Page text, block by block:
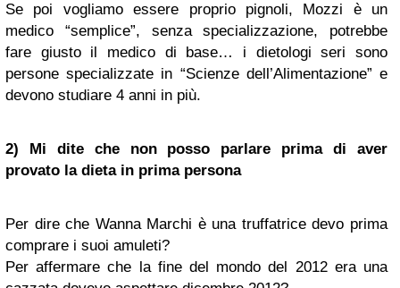
Se poi vogliamo essere proprio pignoli, Mozzi è un
medico “semplice”, senza specializzazione, potrebbe
fare giusto il medico di base… i dietologi seri sono
persone specializzate in “Scienze dell’Alimentazione” e
devono studiare 4 anni in più.
2) Mi dite che non posso parlare prima di aver
provato la dieta in prima persona
Per dire che Wanna Marchi è una truffatrice devo prima
comprare i suoi amuleti?
Per affermare che la fine del mondo del 2012 era una